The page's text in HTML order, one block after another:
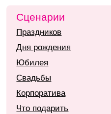
Сценарии
Праздников
Дня рождения
Юбилея
Свадьбы
Корпоратива
Что подарить